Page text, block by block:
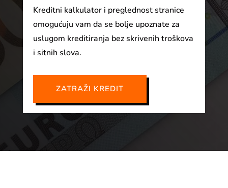
Kreditni kalkulator i preglednost stranice
omogućuju vam da se bolje upoznate za
uslugom kreditiranja bez skrivenih troškova
i sitnih slova.
ZATRAŽI KREDIT